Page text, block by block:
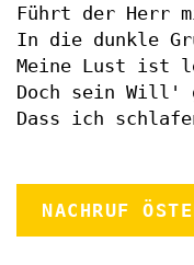
Führt der Herr
In die dunkle
Meine Lust ist
Doch sein Will'
NACHRUF